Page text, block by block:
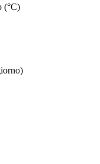
(°C)